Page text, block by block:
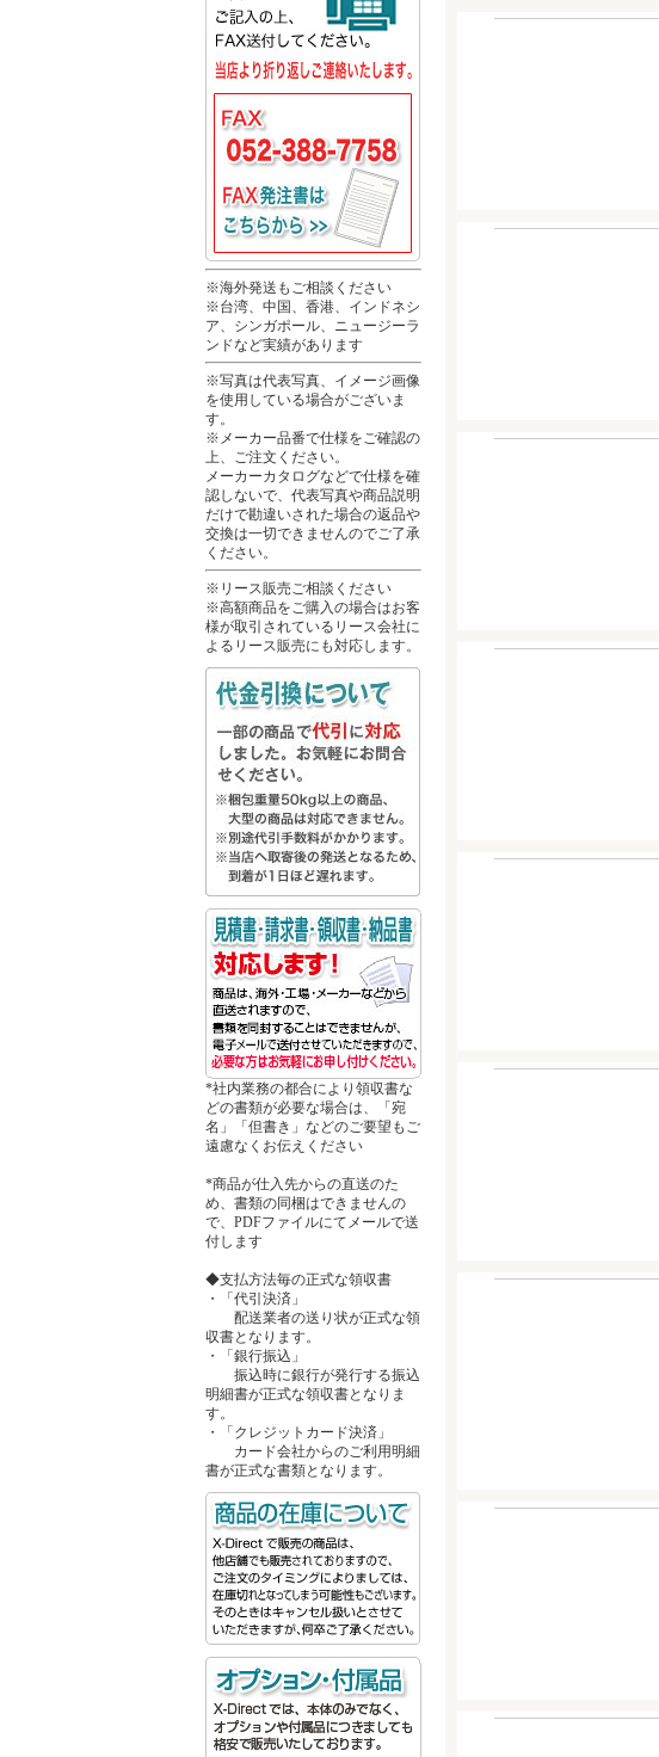
※海外発送もご相談ください
※台湾、中国、香港、インドネシ
ア、シンガポール、ニュージーラ
ンドなど実績があります
※写真は代表写真、イメージ画像
を使用している場合がございま
す。
※メーカー品番で仕様をご確認の
上、ご注文ください。
メーカーカタログなどで仕様を確
認しないで、代表写真や商品説明
だけで勘違いされた場合の返品や
交換は一切できませんのでご了承
ください。
※リース販売ご相談ください
※高額商品をご購入の場合はお客
様が取引されているリース会社に
よるリース販売にも対応します。
*社内業務の都合により領収書な
どの書類が必要な場合は、「宛
名」「但書き」などのご要望もご
遠慮なくお伝えください
*商品が仕入先からの直送のた
め、書類の同梱はできませんの
で、PDFファイルにてメールで送
付します
◆支払方法毎の正式な領収書
・「代引決済」
配送業者の送り状が正式な領
収書となります。
・「銀行振込」
振込時に銀行が発行する振込
明細書が正式な領収書となりま
す。
・「クレジットカード決済」
カード会社からのご利用明細
書が正式な書類となります。